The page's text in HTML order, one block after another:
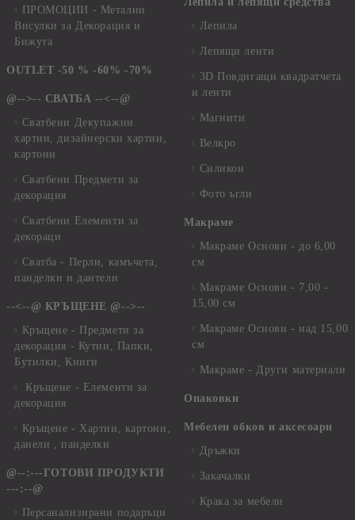
ПРОМОЦИИ - Метални
Висулки за Декорация и
Бижута
OUTLET -50 % -60% -70%
@-->-- СВАТБА --<--@
Сватбени Декупажни
хартии, дизайнерски хартии,
картони
Сватбени Предмети за
декорация
Сватбени Елементи за
декораци
Сватба - Перли, камъчета,
панделки и дантели
--<--@ КРЪЩЕНЕ @-->--
Кръщене - Предмети за
декорация - Кутии, Папки,
Бутилки, Книги
Кръщене - Елементи за
декорация
Кръщене - Хартии, картони,
данели , панделки
@--:---ГОТОВИ ПРОДУКТИ
---:--@
Персанализирани подаръци
Лепила
Лепящи ленти
3D Повдигащи квадратчета
и ленти
Магнити
Велкро
Силикон
Фото ъгли
Макраме
Макраме Основи - до 6,00
см
Макраме Основи - 7,00 -
15,00 см
Макраме Основи - над 15,00
см
Макраме - Други материали
Опаковки
Мебелен обков и аксесоари
Дръжки
Закачалки
Крака за мебели